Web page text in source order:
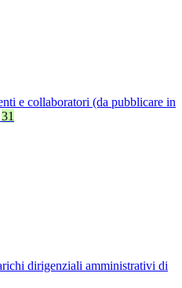
e collaboratori (da pubblicare in
31
dirigenziali amministrativi di